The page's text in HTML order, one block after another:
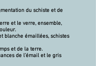
du schiste et de
et le verre, ensemble,
blanche émaillées, schistes
et de la terre.
de l’émail et le gris